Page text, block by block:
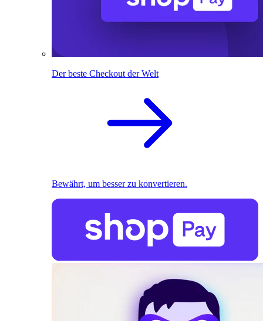
Der beste Checkout der Welt
Bewährt, um besser zu konvertieren.